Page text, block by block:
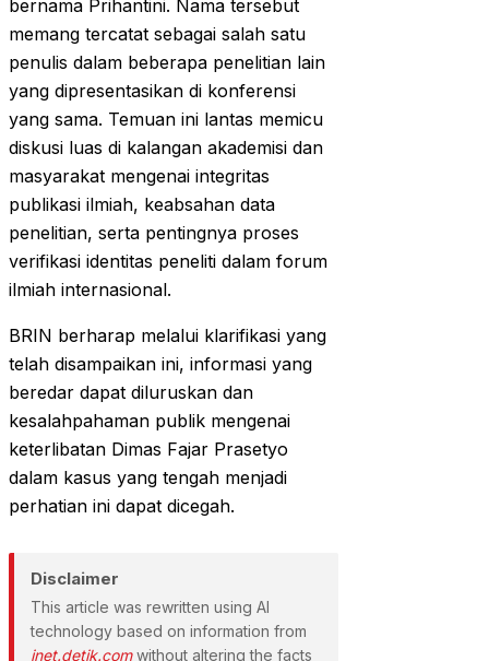
bernama Prihantini. Nama tersebut
memang tercatat sebagai salah satu
penulis dalam beberapa penelitian lain
yang dipresentasikan di konferensi
yang sama. Temuan ini lantas memicu
diskusi luas di kalangan akademisi dan
masyarakat mengenai integritas
publikasi ilmiah, keabsahan data
penelitian, serta pentingnya proses
verifikasi identitas peneliti dalam forum
ilmiah internasional.
BRIN berharap melalui klarifikasi yang
telah disampaikan ini, informasi yang
beredar dapat diluruskan dan
kesalahpahaman publik mengenai
keterlibatan Dimas Fajar Prasetyo
dalam kasus yang tengah menjadi
perhatian ini dapat dicegah.
Disclaimer
This article was rewritten using AI
technology based on information from
inet.detik.comwithout altering the facts